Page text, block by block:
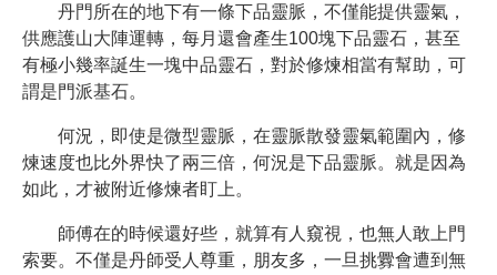
丹門所在的地下有一條下品靈脈，不僅能提供靈氣，
供應護山大陣運轉，每月還會產生100塊下品靈石，甚至
有極小幾率誕生一塊中品靈石，對於修煉相當有幫助，可
謂是門派基石。
何況，即使是微型靈脈，在靈脈散發靈氣範圍內，修
煉速度也比外界快了兩三倍，何況是下品靈脈。就是因為
如此，才被附近修煉者盯上。
師傅在的時候還好些，就算有人窺視，也無人敢上門
索要。不僅是丹師受人尊重，朋友多，一旦挑釁會遭到無